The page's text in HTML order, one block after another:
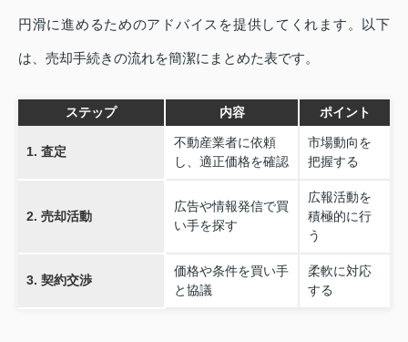
円滑に進めるためのアドバイスを提供してくれます。以下
は、売却手続きの流れを簡潔にまとめた表です。
ステップ 内容 ポイント
1. 査定
不動産業者に依頼
し、適正価格を確認
市場動向を
把握する
2. 売却活動
広告や情報発信で買
い手を探す
広報活動を
積極的に行
う
3. 契約交渉
価格や条件を買い手
と協議
柔軟に対応
する